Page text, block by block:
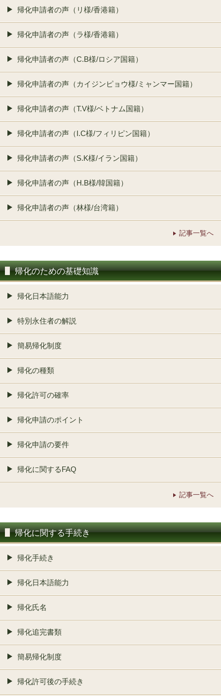
帰化申請者の声（リ様/香港籍）
帰化申請者の声（ラ様/香港籍）
帰化申請者の声（C.B様/ロシア国籍）
帰化申請者の声（カイジンピョウ様/ミャンマー国籍）
帰化申請者の声（T.V様/ベトナム国籍）
帰化申請者の声（I.C様/フィリピン国籍）
帰化申請者の声（S.K様/イラン国籍）
帰化申請者の声（H.B様/韓国籍）
帰化申請者の声（林様/台湾籍）
記事一覧へ
帰化のための基礎知識
帰化日本語能力
特別永住者の解説
簡易帰化制度
帰化の種類
帰化許可の確率
帰化申請のポイント
帰化申請の要件
帰化に関するFAQ
記事一覧へ
帰化に関する手続き
帰化手続き
帰化日本語能力
帰化氏名
帰化追完書類
簡易帰化制度
帰化許可後の手続き